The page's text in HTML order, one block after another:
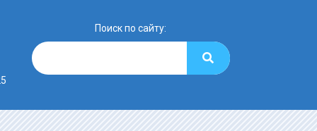
Поиск по сайту: